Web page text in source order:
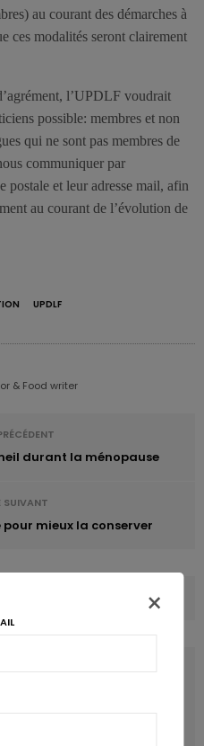
au courant des démarches à
ces modalités seront clairement
l’UPDLF voudrait
possible: membres et non
qui ne sont pas membres de
communiquer par
postale et leur adresse mail, afin
au courant de l’évolution de
UPDLF
& Food writer
durant la ménopause
SUIVANT
mieux la conserver
×